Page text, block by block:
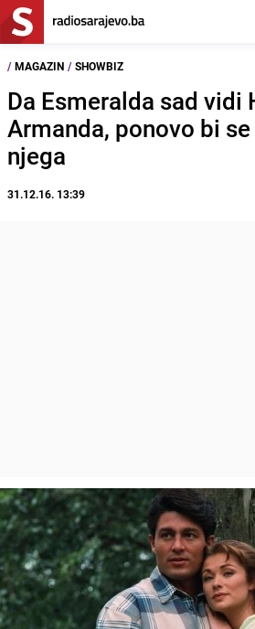
/ MAGAZIN / SHOWBIZ
Da Esmeralda sad vidi
Armanda, ponovo bi
njega
31.12.16. 13:39